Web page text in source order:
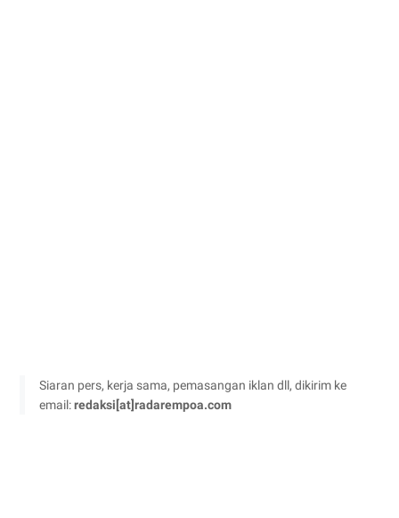
Siaran pers, kerja sama, pemasangan iklan dll, dikirim ke
email:redaksi[at]radarempoa.com